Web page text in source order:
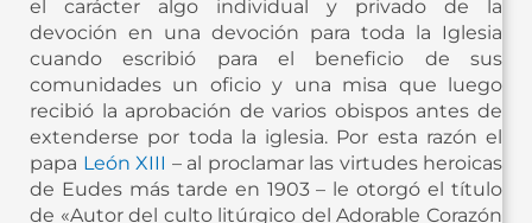
el carácter algo individual y privado de la
devoción en una devoción para toda la Iglesia
cuando escribió para el beneficio de sus
comunidades un oficio y una misa que luego
recibió la aprobación de varios obispos antes de
extenderse por toda la iglesia. Por esta razón el
papa León XIII – al proclamar las virtudes heroicas
de Eudes más tarde en 1903 – le otorgó el título
de «Autor del culto litúrgico del Adorable Corazón